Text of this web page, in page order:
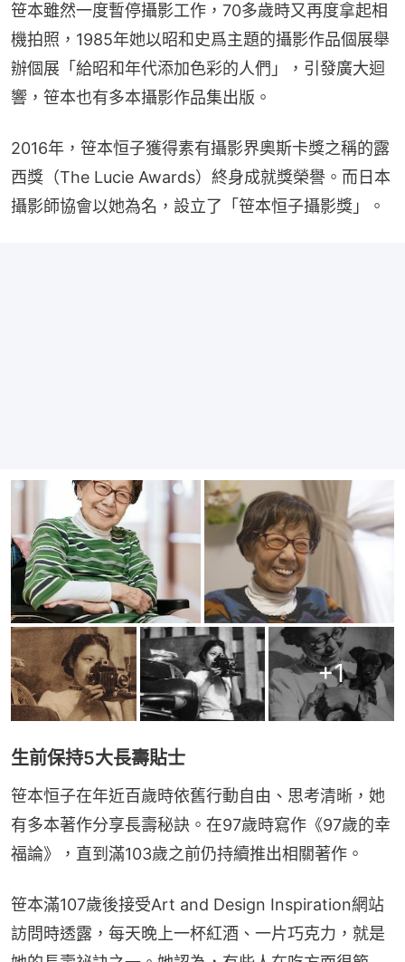
笹本雖然一度暫停攝影工作，70多歲時又再度拿起相
機拍照，1985年她以昭和史爲主題的攝影作品個展舉
辦個展「給昭和年代添加色彩的人們」，引發廣大迴
響，笹本也有多本攝影作品集出版。
2016年，笹本恒子獲得素有攝影界奧斯卡獎之稱的露
西獎（The Lucie Awards）終身成就獎榮譽。而日本
攝影師協會以她為名，設立了「笹本恒子攝影獎」。
+1
生前保持5大長壽貼士
笹本恒子在年近百歲時依舊行動自由、思考清晰，她
有多本著作分享長壽秘訣。在97歲時寫作《97歲的幸
福論》，直到滿103歲之前仍持續推出相關著作。
笹本滿107歲後接受Art and Design Inspiration網站
訪問時透露，每天晚上一杯紅酒、一片巧克力，就是